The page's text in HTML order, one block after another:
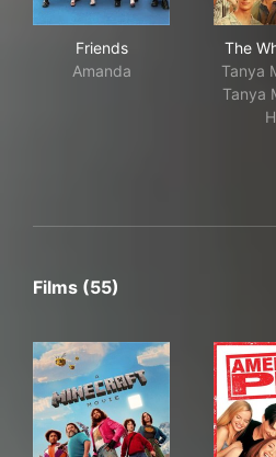
Friends
Amanda
The
Tanya
Tanya
Films (55)